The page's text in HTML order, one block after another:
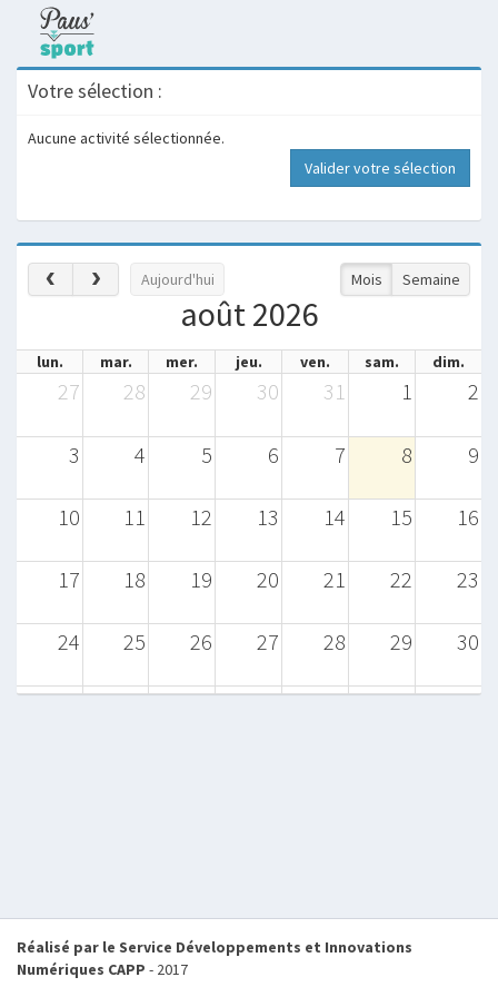
Votre sélection :
Aucune activité sélectionnée.
Valider votre sélection
Aujourd'hui Mois Semaine
août 2026
lun. mar. mer. jeu. ven. sam. dim.
27 28 29 30 31 1 2
3 4 5 6 7 8 9
10 11 12 13 14 15 16
17 18 19 20 21 22 23
24 25 26 27 28 29 30
31 1 2 3 4 5 6
Réalisé par le Service Développements et Innovations
Numériques CAPP - 2017